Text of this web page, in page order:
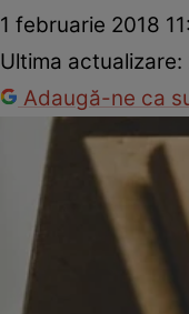
1 februarie 2018
Ultima actualizare:
Adaugă-ne ca